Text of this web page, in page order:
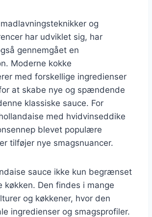
og
har udviklet sig, har
gennemgået en
Moderne kokke
med forskellige ingredienser
at skabe nye og spændende
klassiske sauce. For
med hvidvinseddike
blevet populære
tilføjer nye smagsnuancer.
sauce ikke kun begrænset
køkken. Den findes i mange
og køkkener, hvor den
ingredienser og smagsprofiler.